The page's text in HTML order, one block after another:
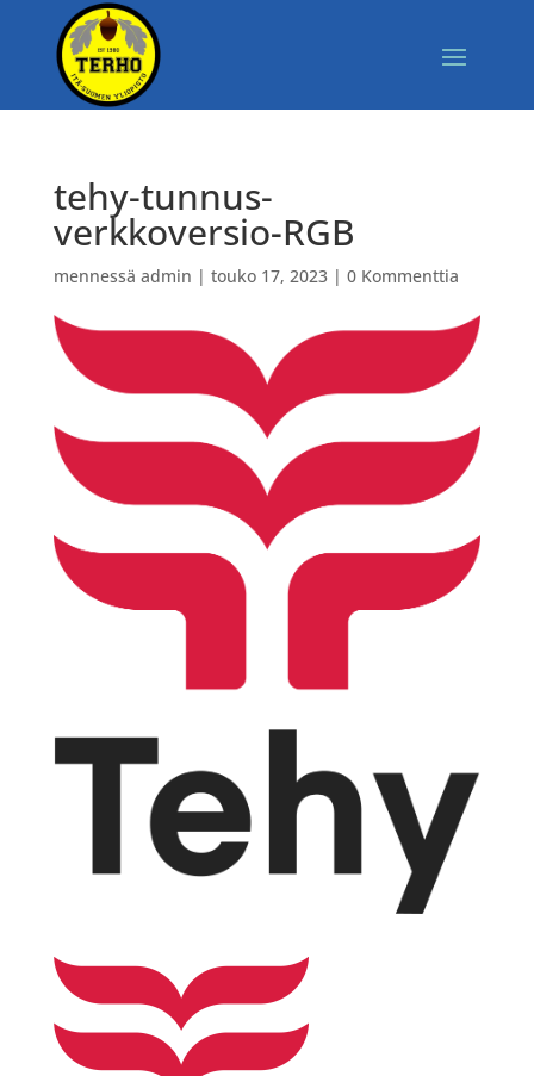
tehy-tunnus-
verkkoversio-RGB
mennessä admin | touko 17, 2023| 0 Kommenttia